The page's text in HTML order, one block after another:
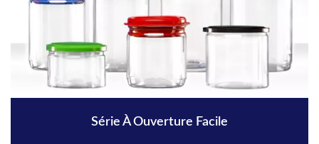
Série À Ouverture Facile